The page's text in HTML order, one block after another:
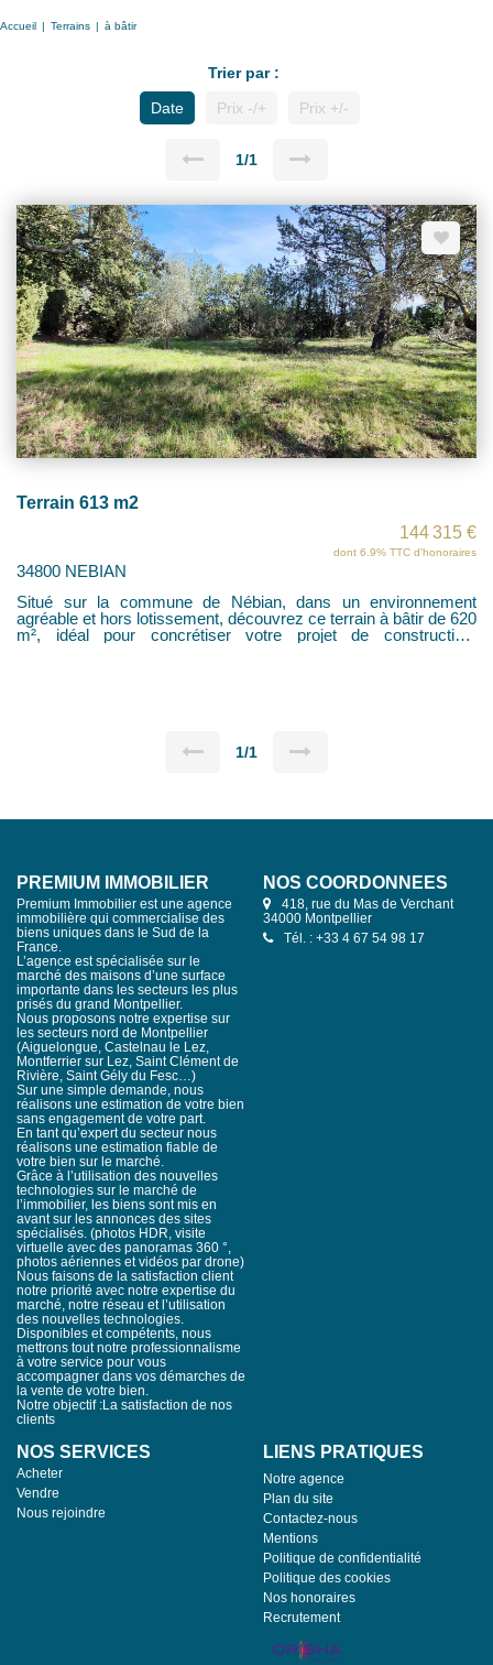
Accueil Terrains à bâtir
Trier par :
Date
Prix -/+ Prix +/-
1/1
Terrain 613 m2
144 315 €
dont 6.9% TTC d'honoraires
34800 NEBIAN
Situé sur la commune de Nébian, dans un environnement
agréable et hors lotissement, découvrez ce terrain à bâtir de 620
m², idéal pour concrétiser votre projet de construction.
opportunité sur le secteur Idéal pour Projet de résidence
1/1
PREMIUM IMMOBILIER
Premium Immobilier est une agence
immobilière qui commercialise des
biens uniques dans le Sud de la
France.
L’agence est spécialisée sur le
marché des maisons d’une surface
importante dans les secteurs les plus
prisés du grand Montpellier.
Nous proposons notre expertise sur
les secteurs nord de Montpellier
(Aiguelongue, Castelnau le Lez,
Montferrier sur Lez, Saint Clément de
Rivière, Saint Gély du Fesc…)
Sur une simple demande, nous
réalisons une estimation de votre bien
sans engagement de votre part.
En tant qu’expert du secteur nous
réalisons une estimation fiable de
votre bien sur le marché.
Grâce à l’utilisation des nouvelles
technologies sur le marché de
l’immobilier, les biens sont mis en
avant sur les annonces des sites
spécialisés. (photos HDR, visite
virtuelle avec des panoramas 360 °,
photos aériennes et vidéos par drone)
Nous faisons de la satisfaction client
notre priorité avec notre expertise du
marché, notre réseau et l’utilisation
des nouvelles technologies.
Disponibles et compétents, nous
mettrons tout notre professionnalisme
à votre service pour vous
accompagner dans vos démarches de
la vente de votre bien.
Notre objectif :La satisfaction de nos
clients
NOS COORDONNÉES
418, rue du Mas de Verchant
34000 Montpellier
Tél. : +33 4 67 54 98 17
NOS SERVICES
Acheter
Vendre
Nous rejoindre
LIENS PRATIQUES
Notre agence
Plan du site
Contactez-nous
Mentions
Politique de confidentialité
Politique des cookies
Nos honoraires
Recrutement